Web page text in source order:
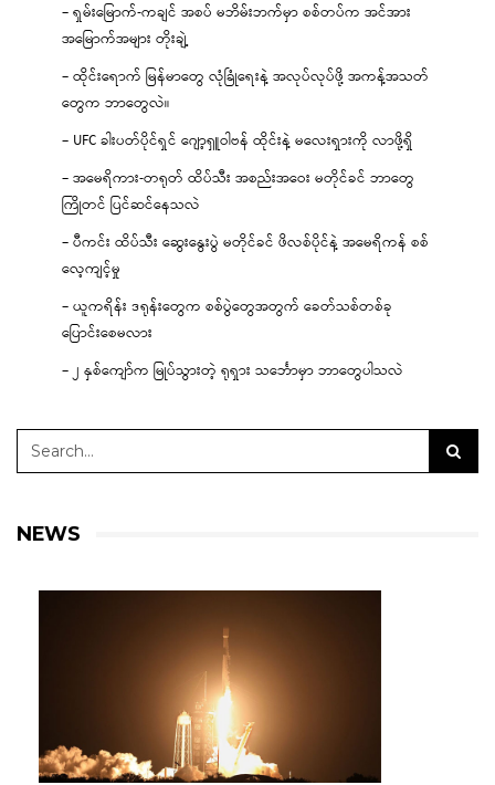
– ရှမ်းမြောက်-ကချင် အစပ် မဘိမ်းဘက်မှာ စစ်တပ်က အင်အား
အမြောက်အများ တိုးချဲ့
– ထိုင်းရောက် မြန်မာတွေ လုံခြုံရေးနဲ့ အလုပ်လုပ်ဖို့ အကန့်အသတ်
တွေက ဘာတွေလဲ။
– UFC ခါးပတ်ပိုင်ရှင် ဂျော့ရှူဝါဗန် ထိုင်းနဲ့ မလေးရှားကို လာဖို့ရှိ
– အမေရိကား-တရုတ် ထိပ်သီး အစည်းအဝေး မတိုင်ခင် ဘာတွေ
ကြိုတင် ပြင်ဆင်နေသလဲ
– ပီကင်း ထိပ်သီး ဆွေးနွေးပွဲ မတိုင်ခင် ဖိလစ်ပိုင်နဲ့ အမေရိကန် စစ်
လေ့ကျင့်မှု
– ယူကရိန်း ဒရုန်းတွေက စစ်ပွဲတွေအတွက် ခေတ်သစ်တစ်ခု
ပြောင်းစေမလား
– ၂ နှစ်ကျော်က မြုပ်သွားတဲ့ ရုရှား သင်္ဘောမှာ ဘာတွေပါသလဲ
NEWS